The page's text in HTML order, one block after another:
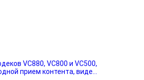
VC880, VC800 и VC500,
прием контента, виде...